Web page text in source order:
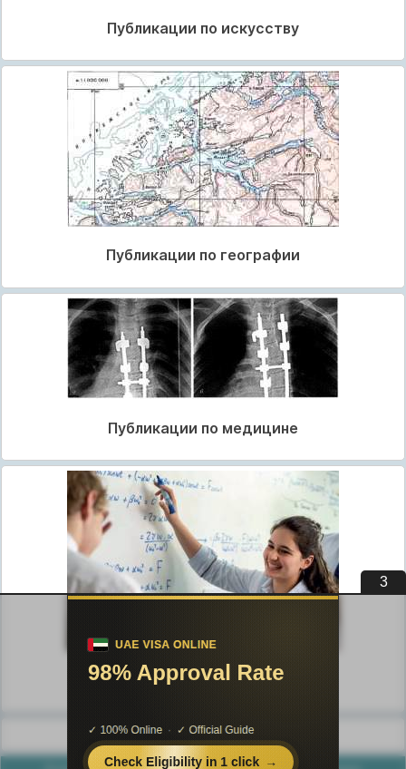
Публикации по искусству
Публикации по географии
Публикации по медицине
Публикации по педагогике
Разделы публикаций
3